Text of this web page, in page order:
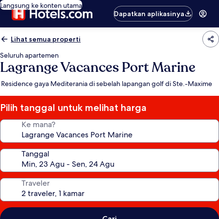
Langsung ke konten utama
Dapatkan aplikasinya
Lihat semua properti
Seluruh apartemen
Lagrange Vacances Port Marine
Residence gaya Mediterania di sebelah lapangan golf di Ste.-Maxime
Pilih tanggal untuk melihat harga
Ke mana?
Tanggal
Traveler